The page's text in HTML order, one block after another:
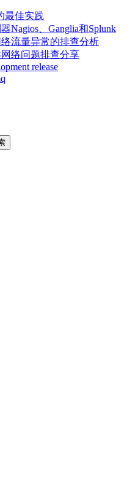
最佳实践
Nagios、Ganglia和Splunk
流量异常的排查分析
络问题排查分享
release